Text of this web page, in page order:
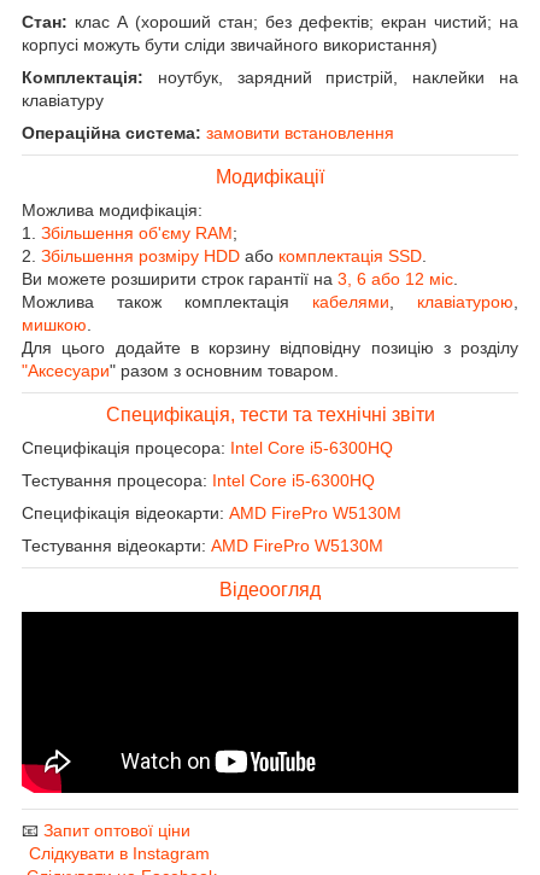
Стан: клас А (хороший стан; без дефектів; екран чистий; на
корпусі можуть бути сліди звичайного використання)
Комплектація: ноутбук, зарядний пристрій, наклейки на
клавіатуру
Операційна система: замовити встановлення
Модифікації
Можлива модифікація:
1. Збільшення об'єму RAM;
2. Збільшення розміру HDD або комплектація SSD
Ви можете розширити строк гарантії на 3, 6 або 12 міс
Можлива також комплектація кабелями клавіатурою
мишкою
Для цього додайте в корзину відповідну позицію з розділу
"Аксесуари" разом з основним товаром.
Специфікація, тести та технічні звіти
Специфікація процесора: Intel Core i5-6300HQ
Тестування процесора: Intel Core i5-6300HQ
Специфікація відеокарти: AMD FirePro W5130M
Тестування відеокарти: AMD FirePro W5130M
Відеоогляд
📧 Запит оптової ціни
Слідкувати в Instagram